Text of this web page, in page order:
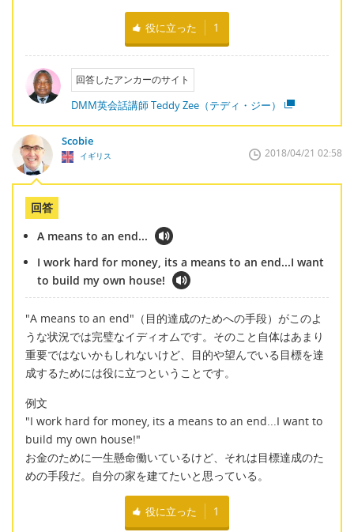
役に立った 1
回答したアンカーのサイト
DMM英会話講師 Teddy Zee（テディ・ジー）
Scobie
イギリス 2018/04/21 02:58
回答
A means to an end...
I work hard for money, its a means to an end...I want
to build my own house!
"A means to an end"（目的達成のためへの手段）がこのよ
うな状況では完璧なイディオムです。そのこと自体はあまり
重要ではないかもしれないけど、目的や望んでいる目標を達
成するためには役に立つということです。
例文
"I work hard for money, its a means to an end...I want to
build my own house!"
お金のために一生懸命働いているけど、それは目標達成のた
めの手段だ。自分の家を建てたいと思っている。
役に立った 1